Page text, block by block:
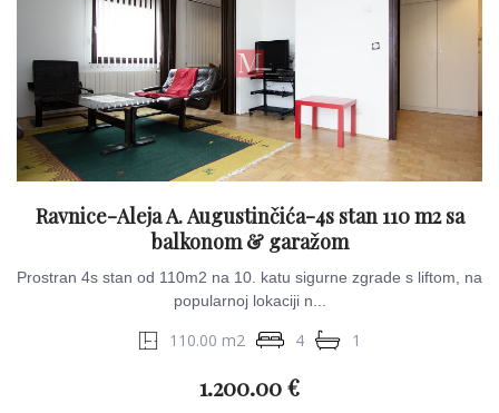
Ravnice-Aleja A. Augustinčića-4s stan 110 m2 sa
balkonom & garažom
Prostran 4s stan od 110m2 na 10. katu sigurne zgrade s liftom, na
popularnoj lokaciji n...
110.00 m2 4 1
1.200.00 €